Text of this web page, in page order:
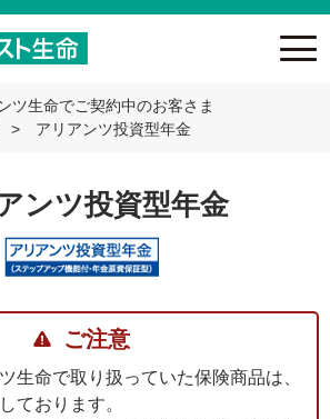
ツ生命でご契約中のお客さま
アリアンツ投資型年金
ンツ投資型年金
ご注意
生命で取り扱っていた保険商品は、
ております。